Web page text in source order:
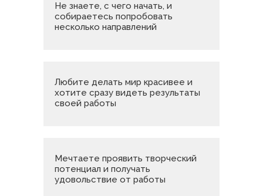
Не знаете, с чего начать, и
собираетесь попробовать
несколько направлений
Мечтаете проявить творческий
потенциал и получать
удовольствие от работы
Любите делать мир красивее и
хотите сразу видеть результаты
своей работы